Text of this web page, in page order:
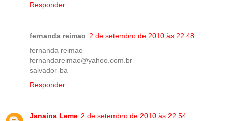
Responder
fernanda reimao 2 de setembro de 2010 às 22:48
fernanda reimao
fernandareimao@yahoo.com.br
salvador-ba
Responder
Janaina Leme 2 de setembro de 2010 às 22:54